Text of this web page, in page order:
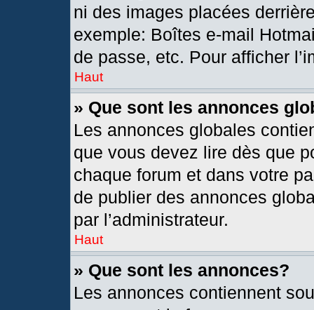
ni des images placées
exemple: Boîtes e-mail
de passe, etc. Pour afficher
Haut
» Que sont les annonces
Les annonces globales
que vous devez lire dès que
chaque forum et dans votre
de publier des annonces
par l’administrateur.
Haut
» Que sont les annonces?
Les annonces contiennent